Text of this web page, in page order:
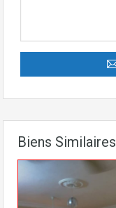
Biens Similaires